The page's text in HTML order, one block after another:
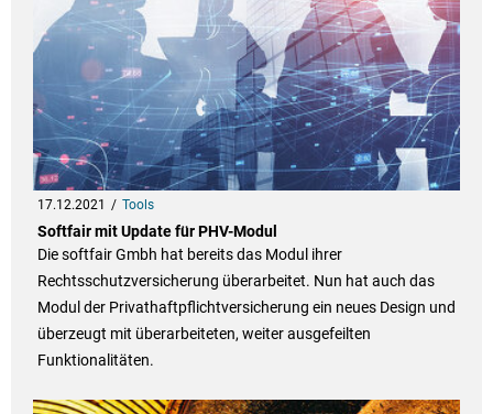
17.12.2021 Tools
Softfair mit Update für PHV-Modul
Die softfair Gmbh hat bereits das Modul ihrer
Rechtsschutzversicherung überarbeitet. Nun hat auch das
Modul der Privathaftpflichtversicherung ein neues Design und
überzeugt mit überarbeiteten, weiter ausgefeilten
Funktionalitäten.